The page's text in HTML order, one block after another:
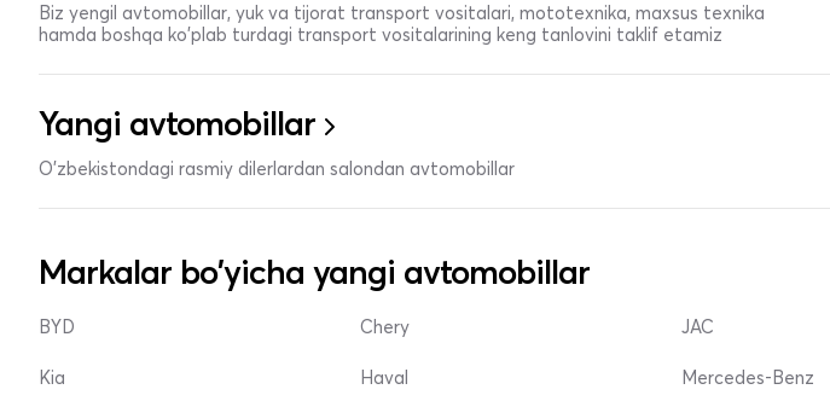
Biz yengil avtomobillar, yuk va tijorat transport vositalari, mototexnika, maxsus texnika
hamda boshqa ko'plab turdagi transport vositalarining keng tanlovini taklif etamiz
Yangi avtomobillar
O'zbekistondagi rasmiy dilerlardan salondan avtomobillar
Markalar bo'yicha yangi avtomobillar
BYD
Kia
Chery
Haval
JAC
Mercedes-Benz